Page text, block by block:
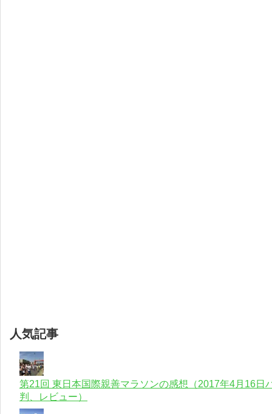
人気記事
第21回 東日本国際親善マラソンの感想（2017年4月16日
判、レビュー）